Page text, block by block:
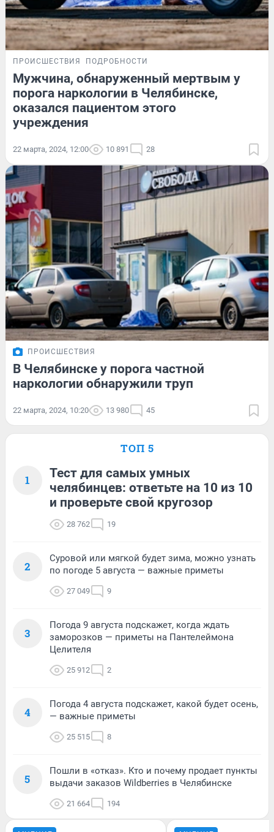
ПРОИСШЕСТВИЯ ПОДРОБНОСТИ
Мужчина, обнаруженный мертвым у
порога наркологии в Челябинске,
оказался пациентом этого
учреждения
22 марта, 2024, 12:00 10 891 28
ПРОИСШЕСТВИЯ
В Челябинске у порога частной
наркологии обнаружили труп
22 марта, 2024, 10:20 13 980 45
ТОП 5
1
Тест для самых умных
челябинцев: ответьте на 10 из 10
и проверьте свой кругозор
28 762 19
2
Суровой или мягкой будет зима, можно узнать
по погоде 5 августа — важные приметы
27 049 9
3
Погода 9 августа подскажет, когда ждать
заморозков — приметы на Пантелеймона
Целителя
25 912 2
4
Погода 4 августа подскажет, какой будет осень,
— важные приметы
25 515 8
5
Пошли в «отказ». Кто и почему продает пункты
выдачи заказов Wildberries в Челябинске
21 664 194